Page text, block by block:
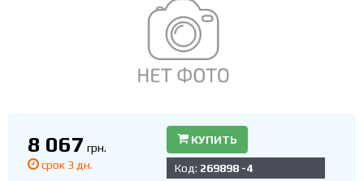
8 067 грн.
срок 3 дн.
КУПИТЬ
Код: 269898 -4